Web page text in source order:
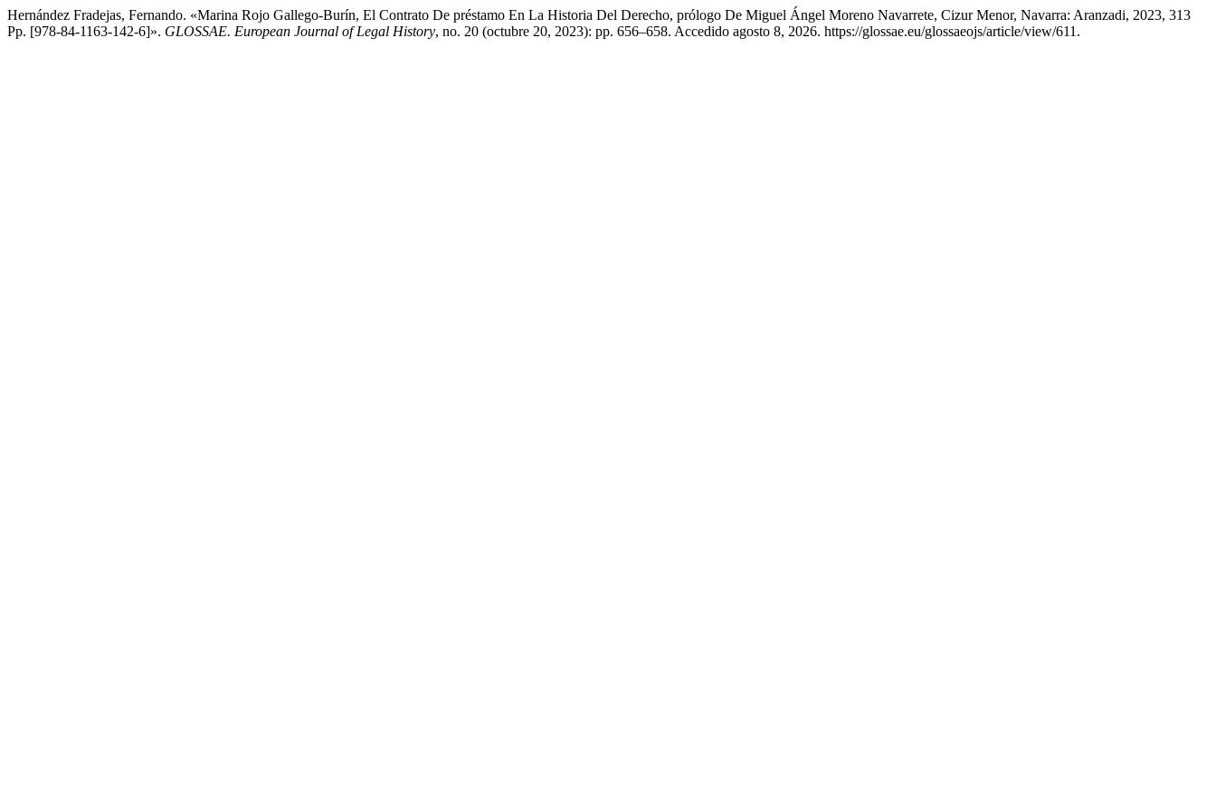
Hernández Fradejas, Fernando. «Marina Rojo Gallego-Burín, El Contrato De préstamo En La Historia Del Derecho, prólogo De Miguel Ángel Moreno Navarrete, Cizur Menor, Navarra: Aranzadi, 2023, 313
Pp. [978-84-1163-142-6]». GLOSSAE. European Journal of Legal History, no. 20 (octubre 20, 2023): pp. 656–658. Accedido agosto 8, 2026. https://glossae.eu/glossaeojs/article/view/611.